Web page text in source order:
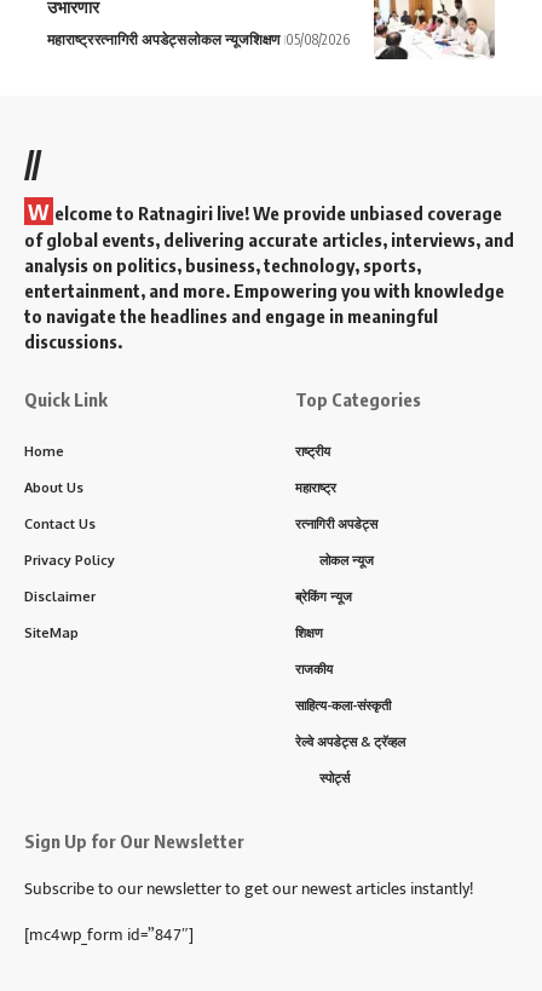
उभारणार
महाराष्ट्ररत्नागिरी अपडेट्सलोकल न्यूजशिक्षण 05/08/2026
//
W elcome to Ratnagiri live! We provide unbiased coverage
of global events, delivering accurate articles, interviews, and
analysis on politics, business, technology, sports,
entertainment, and more. Empowering you with knowledge
to navigate the headlines and engage in meaningful
discussions.
Quick Link
Home
About Us
Contact Us
Privacy Policy
Disclaimer
SiteMap
Top Categories
राष्ट्रीय
महाराष्ट्र
रत्नागिरी अपडेट्स
लोकल न्यूज
ब्रेकिंग न्यूज
शिक्षण
राजकीय
साहित्य-कला-संस्कृती
रेल्वे अपडेट्स & ट्रॅव्हल
स्पोर्ट्स
Sign Up for Our Newsletter
Subscribe to our newsletter to get our newest articles instantly!
[mc4wp_form id=”847″]